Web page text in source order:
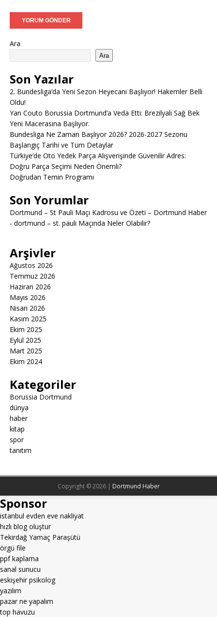
Ara
Ara
Son Yazılar
2. Bundesliga’da Yeni Sezon Heyecanı Başlıyor! Hakemler Belli
Oldu!
Yan Couto Borussia Dortmund’a Veda Etti: Brezilyalı Sağ Bek
Yeni Macerasına Başlıyor.
Bundesliga Ne Zaman Başlıyor 2026? 2026-2027 Sezonu
Başlangıç Tarihi ve Tüm Detaylar
Türkiye’de Oto Yedek Parça Alışverişinde Güvenilir Adres:
Doğru Parça Seçimi Neden Önemli?
Doğrudan Temin Programı
Son Yorumlar
Dortmund – St Pauli Maçı Kadrosu ve Özeti – Dortmund Haber
- dortmund – st. pauli Maçında Neler Olabilir?
Arşivler
Ağustos 2026
Temmuz 2026
Haziran 2026
Mayıs 2026
Nisan 2026
Kasım 2025
Ekim 2025
Eylül 2025
Mart 2025
Ekim 2024
Kategoriler
Borussia Dortmund
dünya
haber
kitap
spor
tanıtım
Copyright © 2026 | Dortmund Haber
Sponsor
istanbul evden eve nakliyat
hızlı blog oluştur
Tekirdağ Yamaç Paraşütü
örgü file
ppf kaplama
sanal sunucu
eskişehir psikolog
yazılım
pazar ne yapalım
top havuzu